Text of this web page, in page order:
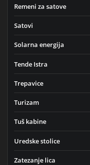
Remeni za satove
Satovi
Solarna energija
Tende Istra
Trepavice
Turizam
Tuš kabine
Uredske stolice
Zatezanje lica